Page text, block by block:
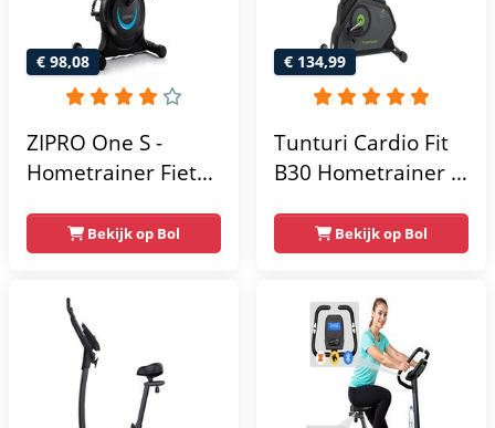
€ 98,08
ZIPRO One S -
Hometrainer Fiets -
Magnetische Fiets -
Hartslagsensoren -
Gemakkelijk te
transporteren -
Antislippedalen -
Homegym -
Stabiele structuur -
Bekijk op Bol
€ 134,99
Tunturi Cardio Fit
B30 Hometrainer -
weerstandsniveaus
- Tablethouder -
Hartslagfunctie en
transportwielen
Bekijk op Bol